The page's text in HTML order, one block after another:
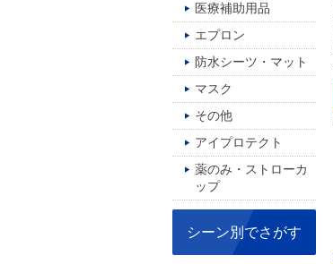
医療補助用品
エプロン
防水シーツ・マット
マスク
その他
アイプロテクト
薬のみ・ストローカ
ップ
シーン別でさがす